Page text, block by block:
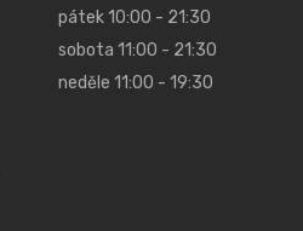
pátek 10:00 - 21:30
sobota 11:00 - 21:30
neděle 11:00 - 19:30